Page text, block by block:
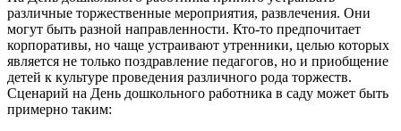
различные торжественные мероприятия, развлечения. Они
могут быть разной направленности. Кто-то предпочитает
корпоративы, но чаще устраивают утренники, целью которых
является не только поздравление педагогов, но и приобщение
детей к культуре проведения различного рода торжеств.
Сценарий на День дошкольного работника в саду может быть
примерно таким: